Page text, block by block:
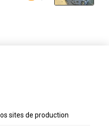
sites de production